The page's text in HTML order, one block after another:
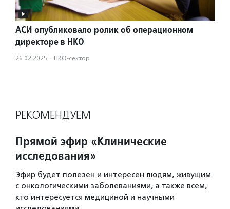
АСИ опубликовало ролик об операционном
директоре в НКО
26.02.2025 · НКО-сектор
РЕКОМЕНДУЕМ
Прямой эфир «Клинические
исследования»
Эфир будет полезен и интересен людям, живущим
с онкологическими заболеваниями, а также всем,
кто интересуется медициной и научными